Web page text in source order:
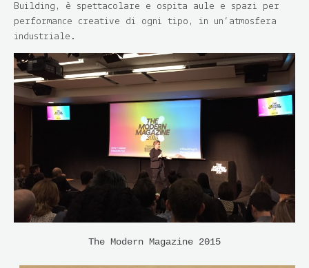
Building, è spettacolare e ospita aule e spazi per
performance creative di ogni tipo, in un’atmosfera
industriale.
The Modern Magazine 2015